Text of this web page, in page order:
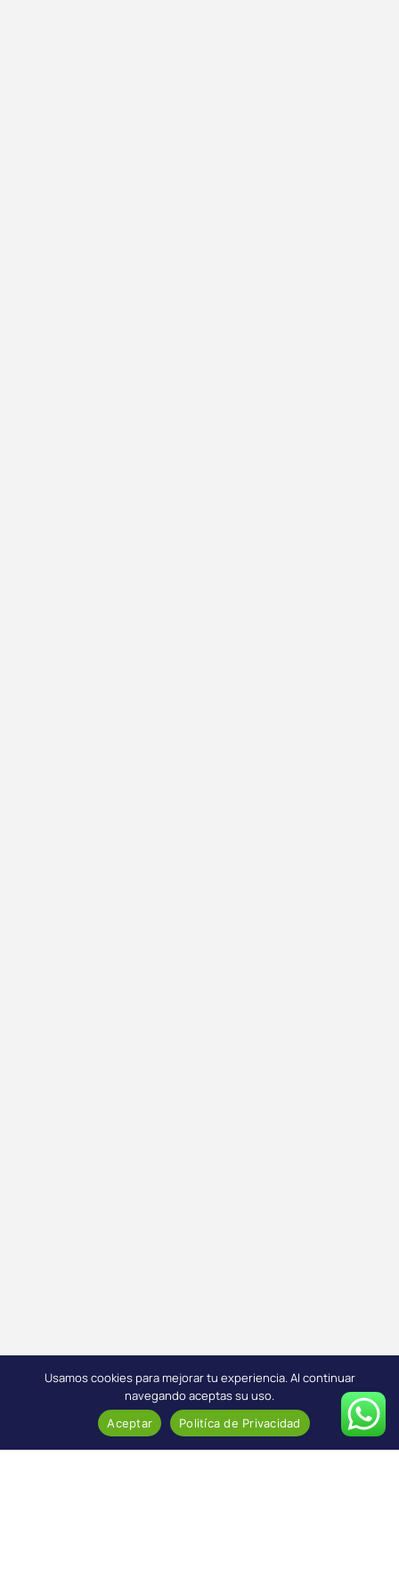
Usamos cookies para mejorar tu experiencia. Al continuar
navegando aceptas su uso.
Aceptar Politíca de Privacidad